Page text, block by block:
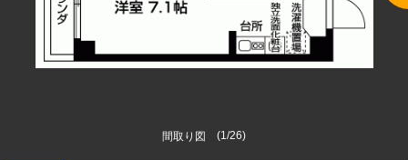
間取り図 (1 /26)